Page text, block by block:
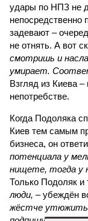
удары по НПЗ не
непосредственно
задевают –
не отнять. А вот
смотришь и
умирает.
Взгляд из Киева
непотребстве.
Когда Подоляка
Киев тем самым
бизнеса, он
потенциала у
нищете, тогда у
Только Подоляк и
люди, – убеждён
жёстче утюжить